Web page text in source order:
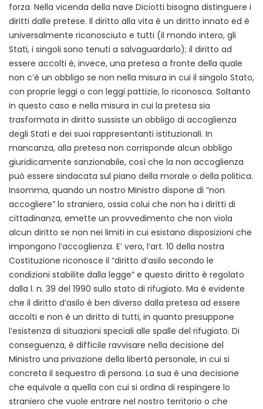
forza. Nella vicenda della nave Diciotti bisogna distinguere i
diritti dalle pretese. Il diritto alla vita è un diritto innato ed è
universalmente riconosciuto e tutti (il mondo intero, gli
Stati, i singoli sono tenuti a salvaguardarlo); il diritto ad
essere accolti è, invece, una pretesa a fronte della quale
non c’è un obbligo se non nella misura in cui il singolo Stato,
con proprie leggi o con leggi pattizie, lo riconosca. Soltanto
in questo caso e nella misura in cui la pretesa sia
trasformata in diritto sussiste un obbligo di accoglienza
degli Stati e dei suoi rappresentanti istituzionali. In
mancanza, alla pretesa non corrisponde alcun obbligo
giuridicamente sanzionabile, così che la non accoglienza
può essere sindacata sul piano della morale o della politica.
Insomma, quando un nostro Ministro dispone di “non
accogliere” lo straniero, ossia colui che non ha i diritti di
cittadinanza, emette un provvedimento che non viola
alcun diritto se non nei limiti in cui esistano disposizioni che
impongono l’accoglienza. E’ vero, l’art. 10 della nostra
Costituzione riconosce il “diritto d’asilo secondo le
condizioni stabilite dalla legge” e questo diritto è regolato
dalla l. n. 39 del 1990 sullo stato di rifugiato. Ma è evidente
che il diritto d’asilo è ben diverso dalla pretesa ad essere
accolti e non è un diritto di tutti, in quanto presuppone
l’esistenza di situazioni speciali alle spalle del rifugiato. Di
conseguenza, è difficile ravvisare nella decisione del
Ministro una privazione della libertà personale, in cui si
concreta il sequestro di persona. La sua è una decisione
che equivale a quella con cui si ordina di respingere lo
straniero che vuole entrare nel nostro territorio o che